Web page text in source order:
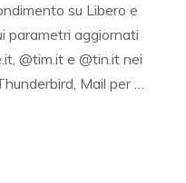
su Libero e
parametri aggiornati
@tim.it e @tin.it nei
Mail per …